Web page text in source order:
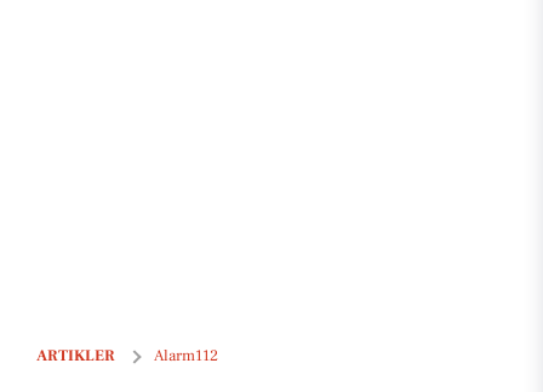
ARTIKLER Alarm112
Mand fra Aakirkeby sigtet for narkokørsel i Allinge